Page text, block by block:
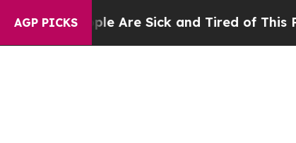
AGP PICKSAre Sick and Tired of This Politics of